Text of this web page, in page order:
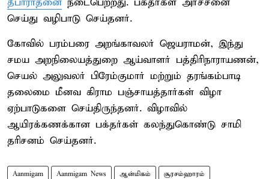
தீபாராதனை நடைபெற்றது. பக்தர்கள் அர்ச்சனை
செய்து வழிபாடு செய்தனர்.
கோவில் பரம்பரை அறங்காவலர் ஜெயராமன், இந்து
சமய அறநிலையத்துறை ஆய்வாளர் பத்திரிநாராயணன்,
செயல் அலுவலர் பிரேம்குமார் மற்றும் தரங்கம்பாடி
தலைமை மீனவ கிராம பஞ்சாயத்தார்கள் விழா
ஏற்பாடுகளை செய்திருந்தனர். விழாவில்
ஆயிரக்கணக்கான பக்தர்கள் கலந்துகொண்டு சாமி
தரிசனம் செய்தனர்.
Aanmigam Aanmigam News ஆன்மிகம் சூரசம்ஹாரம்